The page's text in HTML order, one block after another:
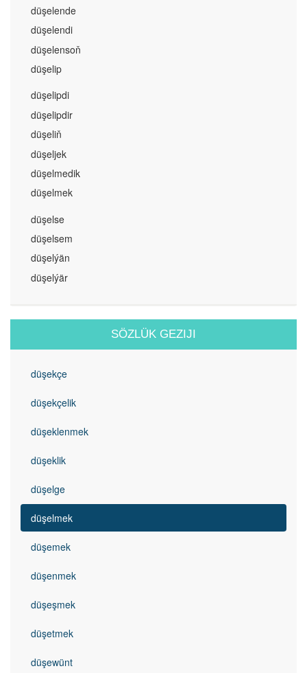
düşelende
düşelendi
düşelensoň
düşelip
düşelipdi
düşelipdir
düşeliň
düşeljek
düşelmedik
düşelmek
düşelse
düşelsem
düşelýän
düşelýär
SÖZLÜK GEZIJI
düşekçe
düşekçelik
düşeklenmek
düşeklik
düşelge
düşelmek
düşemek
düşenmek
düşeşmek
düşetmek
düşewünt